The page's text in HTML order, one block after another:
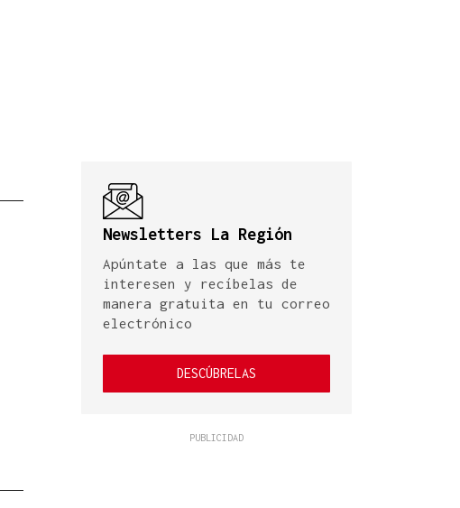
Newsletters La Región
Apúntate a las que más te
interesen y recíbelas de
manera gratuita en tu correo
electrónico
DESCÚBRELAS